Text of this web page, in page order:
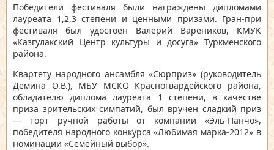
Победители фестиваля были награждены дипломами
лауреата 1,2,3 степени и ценными призами. Гран-при
фестиваля был удостоен Валерий Вареников, КМУК
«Казгулакский Центр культуры и досуга» Туркменского
района.
Квартету народного ансамбля «Сюрприз» (руководитель
Демина О.В.), МБУ МСКО Красногвардейского района,
обладателю диплома лауреата 1 степени, в качестве
приза зрительских симпатий, был вручен сладкий приз
— торт ручной работы от компании «Эль-Панчо»,
победителя народного конкурса «Любимая марка-2012» в
номинации «Семейный выбор».